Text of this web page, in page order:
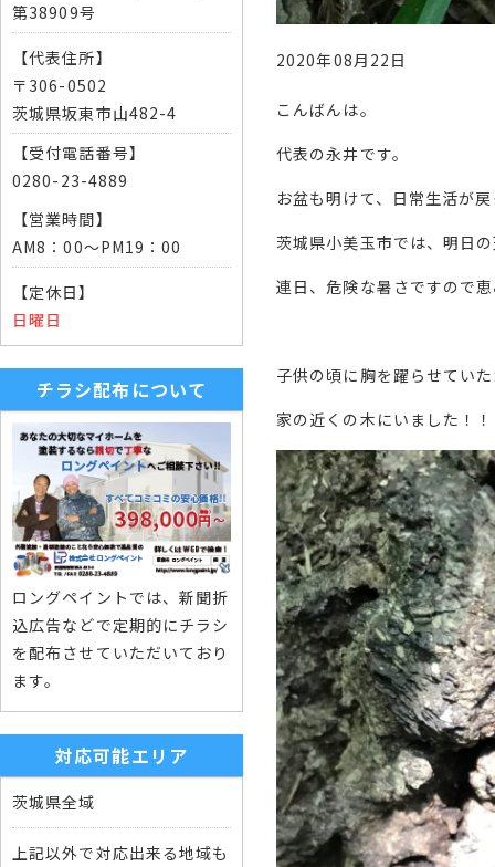
2020年08月22日
こんばんは。
代表の永井です。
お盆も明けて、日常生活が
茨城県小美玉市では、明日
連日、危険な暑さですので
子供の頃に胸を躍らせてい
家の近くの木にいました！！
第38909号
【代表住所】
〒306-0502
茨城県坂東市山482-4
【受付電話番号】
0280-23-4889
【営業時間】
AM8：00～PM19：00
【定休日】
日曜日
チラシ配布について
ロングペイントでは、新聞折
込広告などで定期的にチラシ
を配布させていただいており
ます。
対応可能エリア
茨城県全域
上記以外で対応出来る地域も